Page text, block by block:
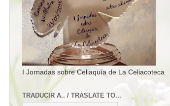
I Jornadas sobre Celiaquía de La Celiacoteca
TRADUCIR A.. / TRASLATE TO...